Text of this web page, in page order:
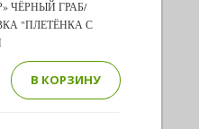
ЧЁРНЫЙ ГРАБ/
"ПЛЕТЁНКА С
В КОРЗИНУ